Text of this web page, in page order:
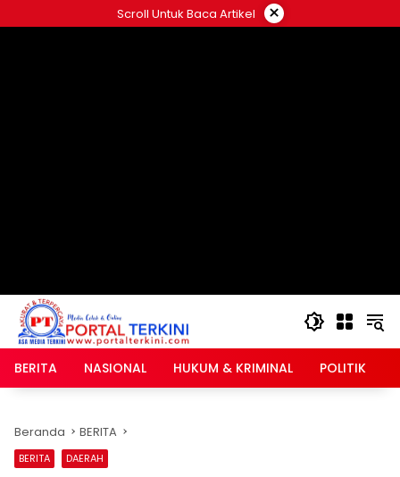
ke
Scroll Untuk Baca Artikel ×
BERITA NASIONAL HUKUM & KRIMINAL POLITIK
Beranda BERITA
BERITA DAERAH